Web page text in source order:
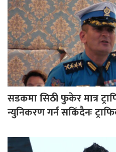
सडकमा सिठी फुकेर मात्र
न्युनिकरण गर्न सकिँदैनः